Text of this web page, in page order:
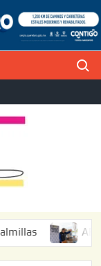
ARRANCA